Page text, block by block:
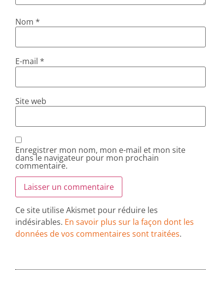
Nom*
E-mail*
Site web
Enregistrer mon nom, mon e-mail et mon site
dans le navigateur pour mon prochain
commentaire.
Ce site utilise Akismet pour réduire les
indésirables. En savoir plus sur la façon dont les
données de vos commentaires sont traitées.